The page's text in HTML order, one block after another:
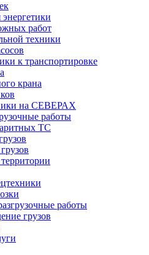
работ
техники
к транспортировке
крана
на СЕВЕРАХ
работы
ТС
работы
грузов